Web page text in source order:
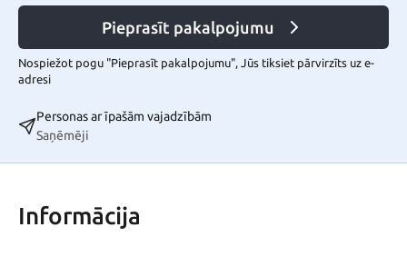
Pieprasīt pakalpojumu
Nospiežot pogu "Pieprasīt pakalpojumu", Jūs tiksiet pārvirzīts uz e-
adresi
Personas ar īpašām vajadzībām
Saņēmēji
Informācija